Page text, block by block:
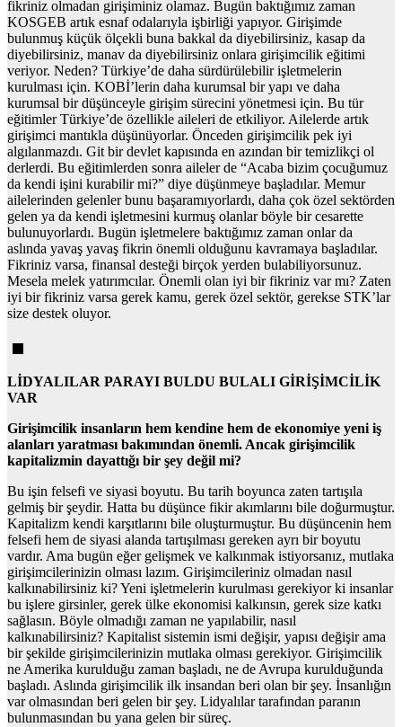
fikriniz olmadan girişiminiz olamaz. Bugün baktığımız zaman
KOSGEB artık esnaf odalarıyla işbirliği yapıyor. Girişimde
bulunmuş küçük ölçekli buna bakkal da diyebilirsiniz, kasap da
diyebilirsiniz, manav da diyebilirsiniz onlara girişimcilik eğitimi
veriyor. Neden? Türkiye’de daha sürdürülebilir işletmelerin
kurulması için. KOBİ’lerin daha kurumsal bir yapı ve daha
kurumsal bir düşünceyle girişim sürecini yönetmesi için. Bu tür
eğitimler Türkiye’de özellikle aileleri de etkiliyor. Ailelerde artık
girişimci mantıkla düşünüyorlar. Önceden girişimcilik pek iyi
algılanmazdı. Git bir devlet kapısında en azından bir temizlikçi ol
derlerdi. Bu eğitimlerden sonra aileler de “Acaba bizim çocuğumuz
da kendi işini kurabilir mi?” diye düşünmeye başladılar. Memur
ailelerinden gelenler bunu başaramıyorlardı, daha çok özel sektörden
gelen ya da kendi işletmesini kurmuş olanlar böyle bir cesarette
bulunuyorlardı. Bugün işletmelere baktığımız zaman onlar da
aslında yavaş yavaş fikrin önemli olduğunu kavramaya başladılar.
Fikriniz varsa, finansal desteği birçok yerden bulabiliyorsunuz.
Mesela melek yatırımcılar. Önemli olan iyi bir fikriniz var mı? Zaten
iyi bir fikriniz varsa gerek kamu, gerek özel sektör, gerekse STK’lar
size destek oluyor.
LİDYALILAR PARAYI BULDU BULALI GİRİŞİMCİLİK
VAR
Girişimcilik insanların hem kendine hem de ekonomiye yeni iş
alanları yaratması bakımından önemli. Ancak girişimcilik
kapitalizmin dayattığı bir şey değil mi?
Bu işin felsefi ve siyasi boyutu. Bu tarih boyunca zaten tartışıla
gelmiş bir şeydir. Hatta bu düşünce fikir akımlarını bile doğurmuştur.
Kapitalizm kendi karşıtlarını bile oluşturmuştur. Bu düşüncenin hem
felsefi hem de siyasi alanda tartışılması gereken ayrı bir boyutu
vardır. Ama bugün eğer gelişmek ve kalkınmak istiyorsanız, mutlaka
girişimcilerinizin olması lazım. Girişimcileriniz olmadan nasıl
kalkınabilirsiniz ki? Yeni işletmelerin kurulması gerekiyor ki insanlar
bu işlere girsinler, gerek ülke ekonomisi kalkınsın, gerek size katkı
sağlasın. Böyle olmadığı zaman ne yapılabilir, nasıl
kalkınabilirsiniz? Kapitalist sistemin ismi değişir, yapısı değişir ama
bir şekilde girişimcilerinizin mutlaka olması gerekiyor. Girişimcilik
ne Amerika kurulduğu zaman başladı, ne de Avrupa kurulduğunda
başladı. Aslında girişimcilik ilk insandan beri olan bir şey. İnsanlığın
var olmasından beri gelen bir şey. Lidyalılar tarafından paranın
bulunmasından bu yana gelen bir süreç.